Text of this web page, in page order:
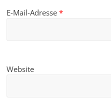
E-Mail-Adresse*
Website